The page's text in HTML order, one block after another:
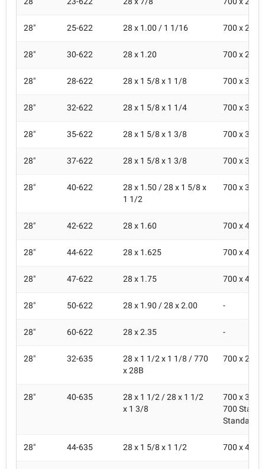
28" 25-622 28 x 1.00 / 1 1/16 700 x 25C
28" 30-622 28 x 1.20 700 x 28C
28" 28-622 28 x 1 5/8 x 1 1/8 700 x 30C
28" 32-622 28 x 1 5/8 x 1 1/4 700 x 32C
28" 35-622 28 x 1 5/8 x 1 3/8 700 x 35C
28" 37-622 28 x 1 5/8 x 1 3/8 700 x 35C
28" 40-622
28 x 1.50 / 28 x 1 5/8 x
1 1/2
700 x 38C
28" 42-622 28 x 1.60 700 x 40C
28" 44-622 28 x 1.625 700 x 42C
28" 47-622 28 x 1.75 700 x 45C
28" 50-622 28 x 1.90 / 28 x 2.00 -
28" 60-622 28 x 2.35 -
28" 32-635
28 x 1 1/2 x 1 1/8 / 770
x 28B
700 x 28B
28" 40-635
28 x 1 1/2 / 28 x 1 1/2
x 1 3/8
700 x 38B
700
Standard
28" 44-635 28 x 1 5/8 x 1 1/2 700 x 40/